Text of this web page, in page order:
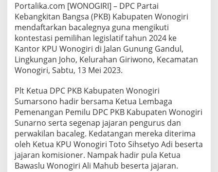
Portalika.com [WONOGIRI] – DPC Partai
Kebangkitan Bangsa (PKB) Kabupaten Wonogiri
mendaftarkan bacalegnya guna mengikuti
kontestasi pemilihan legislatif tahun 2024 ke
Kantor KPU Wonogiri di Jalan Gunung Gandul,
Lingkungan Joho, Kelurahan Giriwono, Kecamatan
Wonogiri, Sabtu, 13 Mei 2023.
Plt Ketua DPC PKB Kabupaten Wonogiri
Sumarsono hadir bersama Ketua Lembaga
Pemenangan Pemilu DPC PKB Kabupaten Wonogiri
Sunarno serta segenap jajaran pengurus dan
perwakilan bacaleg. Kedatangan mereka diterima
oleh Ketua KPU Wonogiri Toto Sihsetyo Adi beserta
jajaran komisioner. Nampak hadir pula Ketua
Bawaslu Wonogiri Ali Mahub beserta jajaran.